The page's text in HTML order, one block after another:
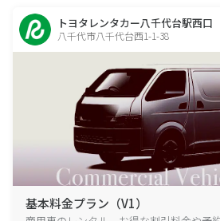
トヨタレンタカー八千代台駅西口
八千代市八千代台西1-1-38
基本料金プラン（V1）